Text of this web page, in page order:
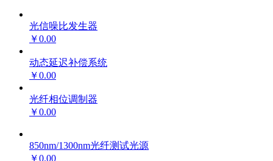
光信噪比发生器
￥0.00
动态延迟补偿系统
￥0.00
光纤相位调制器
￥0.00
850nm/1300nm光纤测试光源
￥0.00